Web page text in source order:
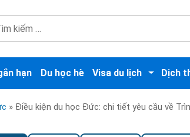
hạn Du học hè Visa du lịch Dịch
» Điều kiện du học Đức: chi tiết yêu cầu về